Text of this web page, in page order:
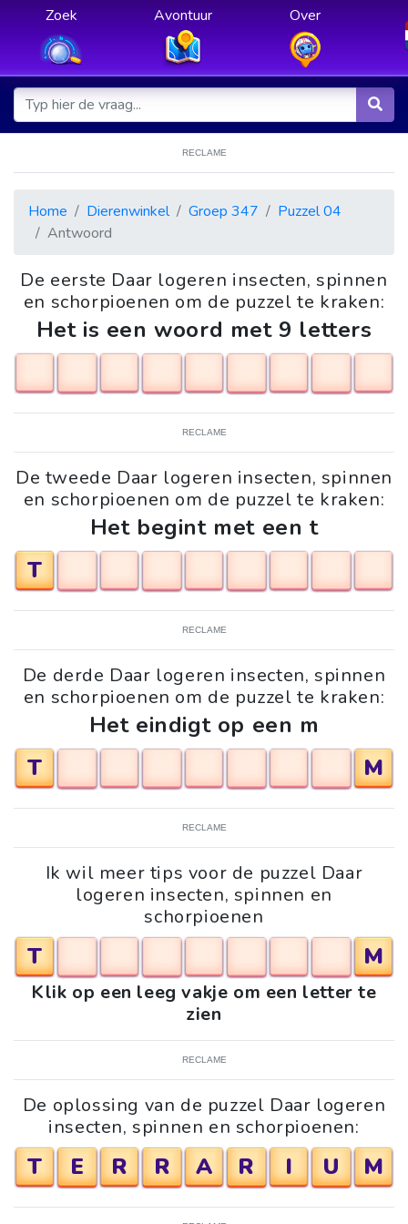
Zoek Avontuur Over
RECLAME
Home Dierenwinkel Groep 347
Puzzel 04
Antwoord
De eerste Daar logeren insecten, spinnen
en schorpioenen om de puzzel te kraken:
Het is een woord met 9 letters
RECLAME
De tweede Daar logeren insecten, spinnen
en schorpioenen om de puzzel te kraken:
Het begint met een t
T
RECLAME
De derde Daar logeren insecten, spinnen
en schorpioenen om de puzzel te kraken:
Het eindigt op een m
T
M
RECLAME
Ik wil meer tips voor de puzzel Daar
logeren insecten, spinnen en
schorpioenen
T M
Klik op een leeg vakje om een letter te
zien
RECLAME
De oplossing van de puzzel Daar logeren
insecten, spinnen en schorpioenen:
T E R R A R I U M